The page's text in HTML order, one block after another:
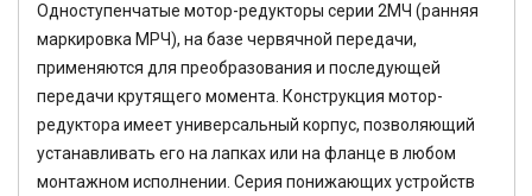
Одноступенчатые мотор-редукторы серии 2МЧ (ранняя
маркировка МРЧ), на базе червячной передачи,
применяются для преобразования и последующей
передачи крутящего момента. Конструкция мотор-
редуктора имеет универсальный корпус, позволяющий
устанавливать его на лапках или на фланце в любом
монтажном исполнении. Серия понижающих устройств